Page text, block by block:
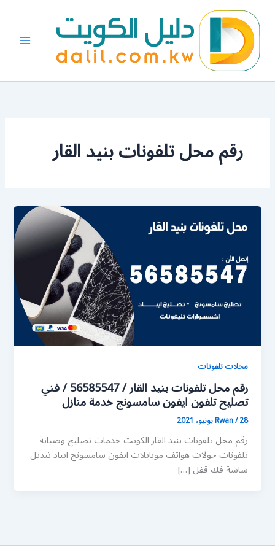
المحتوى
رقم محل تلفونات بنيد القار
محلات تلفونات
رقم محل تلفونات بنيد القار / 56585547 / فني
تصليح تلفون ايفون سامسونج خدمة منازل
Rwan/28 يونيو، 2021
رقم محل تلفونات بنيد القار الكويت خدمات تصليح وصيانة
تلفونات جولات هواتف موبايلات ايفون سامسونج ايباد تبديل
شاشة فك قفل […]